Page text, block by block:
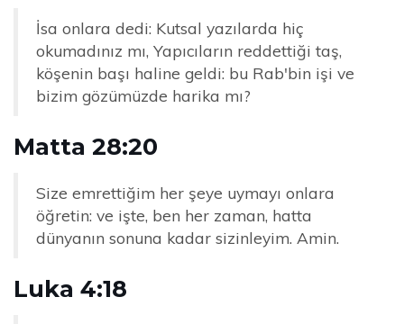
İsa onlara dedi: Kutsal yazılarda hiç
okumadınız mı, Yapıcıların reddettiği taş,
köşenin başı haline geldi: bu Rab'bin işi ve
bizim gözümüzde harika mı?
Matta 28:20
Size emrettiğim her şeye uymayı onlara
öğretin: ve işte, ben her zaman, hatta
dünyanın sonuna kadar sizinleyim. Amin.
Luka 4:18